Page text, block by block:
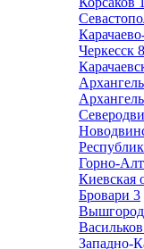
Черкесск 8
Горно-
Киевская
Бровари 3
Вышгород
Васильков
Западно-